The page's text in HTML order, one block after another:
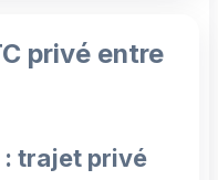
privé entre
: trajet privé